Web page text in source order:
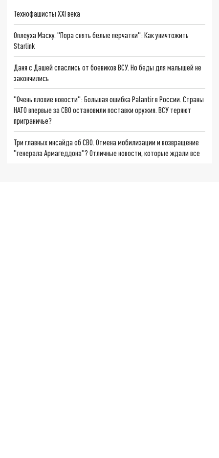
Технофашисты XXI века
Оплеуха Маску. "Пора снять белые перчатки": Как уничтожить
Starlink
Даня с Дашей спаслись от боевиков ВСУ. Но беды для малышей не
закончились
"Очень плохие новости": Большая ошибка Palantir в России. Страны
НАТО впервые за СВО остановили поставки оружия. ВСУ теряют
приграничье?
Три главных инсайда об СВО. Отмена мобилизации и возвращение
"генерала Армагеддона"? Отличные новости, которые ждали все